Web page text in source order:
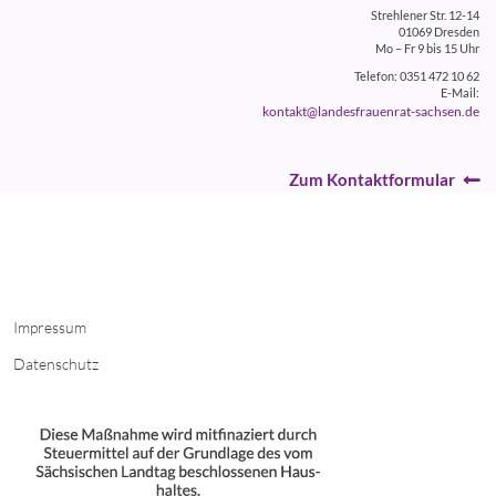
Strehlener Str. 12-14
01069 Dresden
Mo – Fr 9 bis 15 Uhr
Telefon: 0351 472 10 62
E-Mail:
kontakt@landesfrauenrat-sachsen.de
Zum Kontaktformular
Impressum
Datenschutz